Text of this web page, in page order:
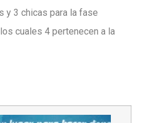
y 3 chicas para la fase
cuales 4 pertenecen a la